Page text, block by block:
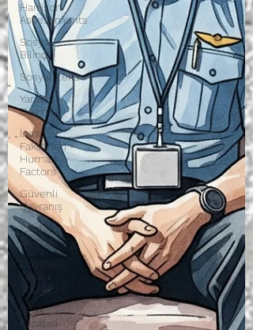
Harrison
Assessments
Sosyal
Bilinç
Sosyal Zeka
Yaratıcı
Drama
İnsan
Faktörleri -
Human
Factors
Güvenli
Davranış
Yaratıcı
Drama
Duygusal
Zeka
Koçluğu
Uçak
Kazaları